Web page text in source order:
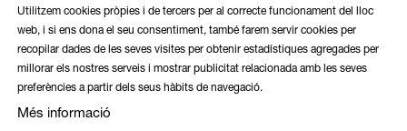
Mapa web | Avís legal Ús de galetes | Butlletí | Contacte
Link a instagram
Link a contacte
Utilitzem cookies pròpies i de tercers per al correcte funcionament del lloc
web, i si ens dona el seu consentiment, també farem servir cookies per
recopilar dades de les seves visites per obtenir estadístiques agregades per
millorar els nostres serveis i mostrar publicitat relacionada amb les seves
preferències a partir dels seus hàbits de navegació.
Més informació